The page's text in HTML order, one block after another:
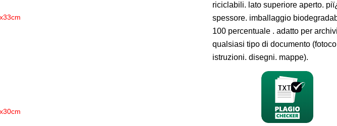
riciclabili. lato superiore aperto.
spessore. imballaggio
100 percentuale . adatto per
qualsiasi tipo di documento
istruzioni. disegni. mappe).